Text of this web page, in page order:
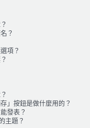
？
項？
」按鈕是做什麼用的？
發表？
主題？